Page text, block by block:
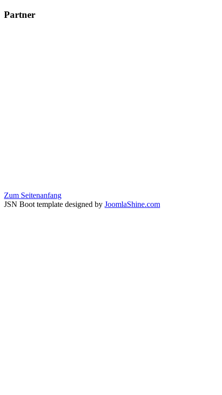
Partner
Zum Seitenanfang
JSN Boot template designed by JoomlaShine.com